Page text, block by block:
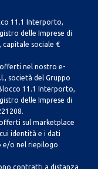
11.1 Interporto,
delle Imprese di
capitale sociale €
nel nostro e-
società del Gruppo
11.1 Interporto,
delle Imprese di
sul marketplace
identità e i dati
e/o nel riepilogo
contratti a distanza